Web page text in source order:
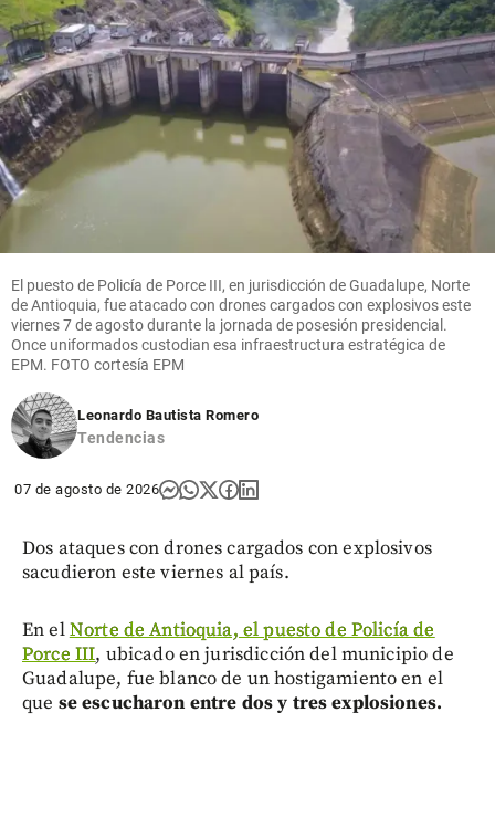
El puesto de Policía de Porce III, en jurisdicción de Guadalupe, Norte
de Antioquia, fue atacado con drones cargados con explosivos este
viernes 7 de agosto durante la jornada de posesión presidencial.
Once uniformados custodian esa infraestructura estratégica de
EPM. FOTO cortesía EPM
Leonardo Bautista Romero
Tendencias
07 de agosto de 2026
Dos ataques con drones cargados con explosivos
sacudieron este viernes al país.
En elNorte de Antioquia, el puesto de Policía de
Porce III, ubicado en jurisdicción del municipio de
Guadalupe, fue blanco de un hostigamiento en el
que se escucharon entre dos y tres explosiones.